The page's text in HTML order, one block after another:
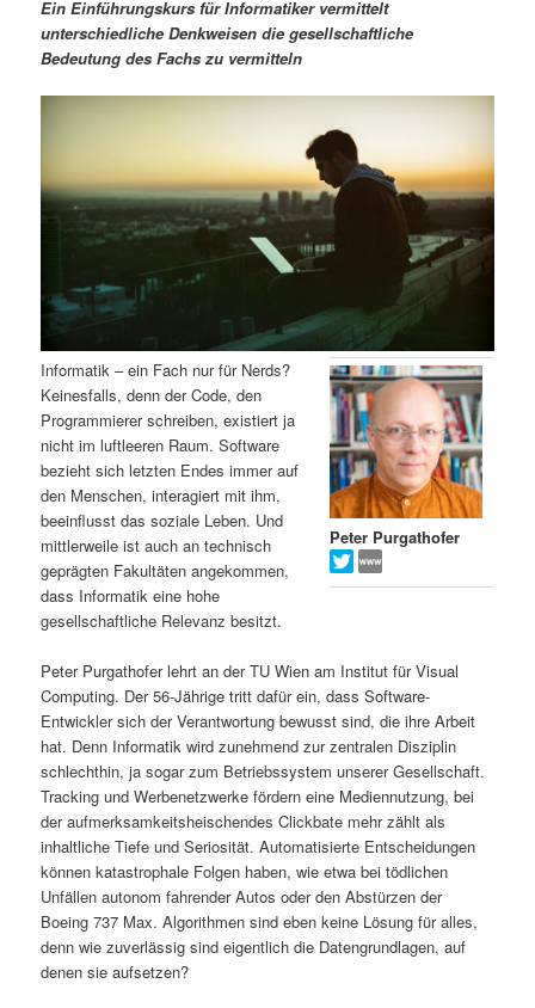
ä
r
n
n
l
t
s
p
r
i
n
g
e
n
n
d
r
n
h
a
l
t
s
p
r
i
n
g
e
n
a
v
i
o
Ein Einführungskurs für Informatiker vermittelt
unterschiedliche Denkweisen die gesellschaftliche
Bedeutung des Fachs zu vermitteln
Peter Purgathofer
Informatik – ein Fach nur für Nerds?
Keinesfalls, denn der Code, den
Programmierer schreiben, existiert ja
nicht im luftleeren Raum. Software
bezieht sich letzten Endes immer auf
den Menschen, interagiert mit ihm,
beeinflusst das soziale Leben. Und
mittlerweile ist auch an technisch
geprägten Fakultäten angekommen,
dass Informatik eine hohe
gesellschaftliche Relevanz besitzt.
Peter Purgathofer lehrt an der TU Wien am Institut für Visual
Computing. Der 56-Jährige tritt dafür ein, dass Software-
Entwickler sich der Verantwortung bewusst sind, die ihre Arbeit
hat. Denn Informatik wird zunehmend zur zentralen Disziplin
schlechthin, ja sogar zum Betriebssystem unserer Gesellschaft.
Tracking und Werbenetzwerke fördern eine Mediennutzung, bei
der aufmerksamkeitsheischendes Clickbate mehr zählt als
inhaltliche Tiefe und Seriosität. Automatisierte Entscheidungen
können katastrophale Folgen haben, wie etwa bei tödlichen
Unfällen autonom fahrender Autos oder den Abstürzen der
Boeing 737 Max. Algorithmen sind eben keine Lösung für alles,
denn wie zuverlässig sind eigentlich die Datengrundlagen, auf
denen sie aufsetzen?